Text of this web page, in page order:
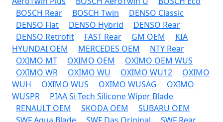
BOSCH Rear
BOSCH Twin
DENSO Classic
DENSO Flat
DENSO Hybrid
DENSO Rear
DENSO Retrofit
FAST Rear GM OEM
KIA
HYUNDAI OEM
MERCEDES OEM
NTY Rear
OXIMO MT
OXIMO OEM
OXIMO OEM WUS
OXIMO WR
OXIMO WU OXIMO WU12
OXIMO
WUH
OXIMO WUS OXIMO WUSAG
OXIMO
WUSPR
PIAA Si-Tech Silicone Wiper Blade
RENAULT OEM
SKODA OEM
SUBARU OEM